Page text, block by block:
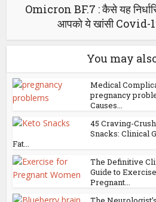
Omicron BF.7 : कैसे यह
आपको ये खांसी Covid-
You may
Medical
pregnancy
Causes...
45 Craving-
Snacks: Clinical
Fat...
The Definitive
Guide to
Pregnant...